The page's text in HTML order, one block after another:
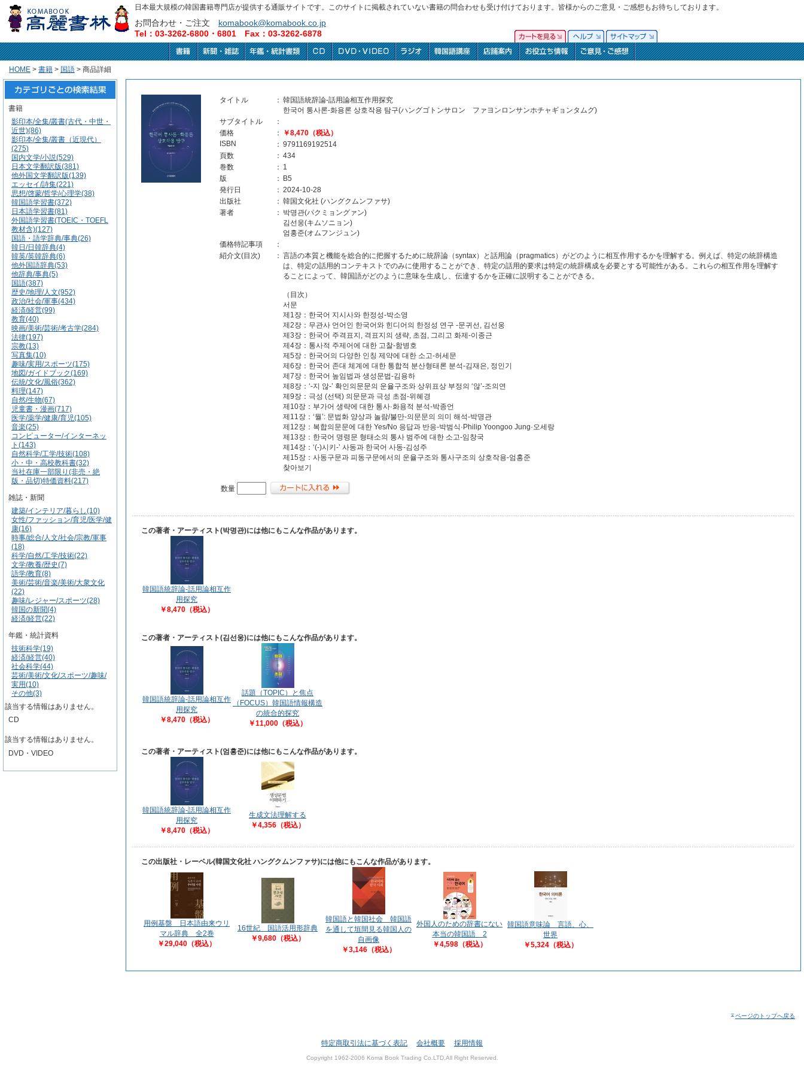
日本最大規模の韓国書籍専門店が提供する通販サイトです。このサイトに掲載されていない書籍の問合わせも受け付けております。皆様からのご意見・ご感想もお待ちしております。
お問合わせ・ご注文 komabook@komabook.co.jp
Tel：03-3262-6800・6801 Fax：03-3262-6878
HOME > 書籍 > 国語 > 商品詳細
書籍
影印本/全集/叢書(古代・中世・
近世)(86)
影印本/全集/叢書（近現代）
(275)
国内文学/小説(529)
日本文学翻訳版(381)
他外国文学翻訳版(139)
エッセイ/詩集(221)
思想/啓蒙/哲学/心理学(38)
韓国語学習書(372)
日本語学習書(81)
外国語学習書(TOEIC・TOEFL
教材含)(127)
国語・語学辞典/事典(26)
韓日/日韓辞典(4)
韓英/英韓辞典(6)
他外国語辞典(53)
他辞典/事典(5)
国語(387)
歴史/地理/人文(952)
政治/社会/軍事(434)
経済/経営(99)
教育(40)
映画/美術/芸術/考古学(284)
法律(197)
宗教(13)
写真集(10)
趣味/実用/スポーツ(175)
地図/ガイドブック(169)
伝統/文化/風俗(362)
料理(147)
自然/生物(67)
児童書・漫画(717)
医学/薬学/健康/育児(105)
音楽(25)
コンピューター/インターネッ
ト(143)
自然科学/工学/技術(108)
小・中・高校教科書(32)
当社在庫一部限り(非売・絶
版・品切)特価資料(217)
雑誌・新聞
建築/インテリア/暮らし(10)
女性/ファッション/育児/医学/健
康(16)
時事/総合/人文/社会/宗教/軍事
(18)
科学/自然/工学/技術(22)
文学/教養/歴史(7)
語学/教育(8)
美術/芸術/音楽/美術/大衆文化
(22)
趣味/レジャー/スポーツ(28)
韓国の新聞(4)
経済/経営(22)
年鑑・統計資料
技術科学(19)
経済/経営(40)
社会科学(44)
芸術/美術/文化/スポーツ/趣味/
実用(10)
その他(3)
該当する情報はありません。
CD
該当する情報はありません。
DVD・VIDEO
タイトル ： 韓国語統辞論-話用論相互作用探究
한국어 통사론-화용론 상호작용 탐구(ハングゴトンサロン ファヨンロンサンホチャギョンタムグ)
サブタイトル
：
価格
：
￥8,470（税込）
ISBN
： 9791169192514
頁数
： 434
巻数
： 1
版
：
B5
発行日
： 2024-10-28
出版社
： 韓国文化社 (ハングクムンファサ)
著者
： 박명관(パクミョングァン)
김선웅(キムソニョン)
엄홍준(オムフンジュン)
価格特記事項
：
紹介文(目次)
： 言語の本質と機能を総合的に把握するために統辞論（syntax）と話用論（pragmatics）がどのように相互作用するかを理解する。例えば、特定の統辞構造
は、特定の話用的コンテキストでのみに使用することができ、特定の話用的要求は特定の統辞構成を必要とする可能性がある。これらの相互作用を理解す
ることによって、韓国語がどのように意味を生成し、伝達するかを正確に説明することができる。
（目次）
서문
제1장：한국어 지시사와 한정성-박소영
제2장：무관사 언어인 한국어와 힌디어의 한정성 연구 -문귀선, 김선웅
제3장：한국어 주격표지, 격표지의 생략, 초점, 그리고 화제-이종근
제4장：통사적 주제어에 대한 고찰-함병호
제5장：한국어의 다양한 인칭 제약에 대한 소고-허세문
제6장：한국어 존대 체계에 대한 통합적 분산형태론 분석-김재은, 정인기
제7장：한국어 높임법과 생성문법-김용하
제8장：‘-지 않-’ 확인의문문의 운율구조와 상위표상 부정의 ‘않’-조의연
제9장：극성 (선택) 의문문과 극성 초점-위혜경
제10장：부가어 생략에 대한 통사·화용적 분석-박종언
제11장：‘뭘’: 문법화 양상과 놀람/불만-의문문의 의미 해석-박명관
제12장：복합의문문에 대한 Yes/No 응답과 반응-박범식·Philip Yoongoo Jung·오세랑
제13장：한국어 명령문 형태소의 통사 범주에 대한 소고-임창국
제14장：‘(-)시키-’ 사동과 한국어 사동-김성주
제15장：사동구문과 피동구문에서의 운율구조와 통사구조의 상호작용-엄홍준
찾아보기
数量
この著者・アーティスト(박명관)には他にもこんな作品があります。
韓国語統辞論-話用論相互作
用探究
￥8,470（税込）
この著者・アーティスト(김선웅)には他にもこんな作品があります。
韓国語統辞論-話用論相互作
用探究
￥8,470（税込）
話題（TOPIC）と焦点
（FOCUS）韓国語情報構造
の統合的探究
￥11,000（税込）
この著者・アーティスト(엄홍준)には他にもこんな作品があります。
韓国語統辞論-話用論相互作
用探究
￥8,470（税込）
生成文法理解する
￥4,356（税込）
この出版社・レーベル(韓国文化社 ハングクムンファサ)には他にもこんな作品があります。
用例基盤 日本語由来ウリ
マル辞典 全2巻
￥29,040（税込）
16世紀 国語活用形辞典
￥9,680（税込）
韓国語と韓国社会 韓国語
を通して垣間見る韓国人の
自画像
￥3,146（税込）
外国人のための辞書にない
本当の韓国語 2
￥4,598（税込）
韓国語意味論 言語、心、
世界
￥5,324（税込）
ページのトップへ戻る
特定商取引法に基づく表記 会社概要 採用情報
Copyright 1962-2006 Koma Book Trading Co.LTD,All Right Reserved.